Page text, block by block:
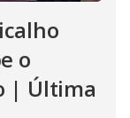
o
| Última